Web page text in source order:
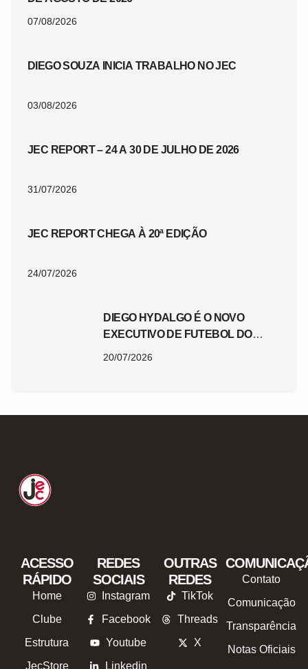
07/08/2026
DIEGO SOUZA INICIA TRABALHO NO JEC
03/08/2026
JEC REPORT – 24 A 30 DE JULHO DE 2026
31/07/2026
JEC REPORT CHEGA À 20ª EDIÇÃO
24/07/2026
DIEGO HYDALGO É O NOVO
EXECUTIVO DE FUTEBOL DO
20/07/2026
ACESSO
RÁPIDO
Home
Clube
Estrutura
JecStore
REDES
SOCIAIS
Instagram
Facebook
Youtube
Linkedin
OUTRAS
REDES
TikTok
Threads
X
Contato
Comunicação
Transparência
Notas Oficiais